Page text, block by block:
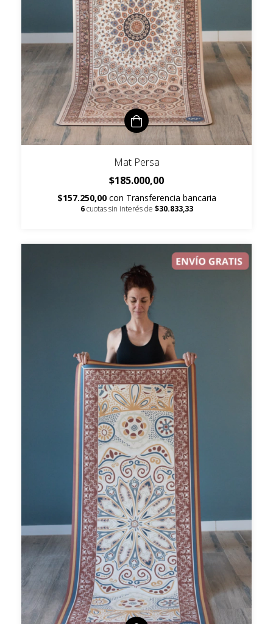
Mat Persa
$185.000,00
$157.250,00 con Transferencia bancaria
6 cuotas sin interés de $30.833,33